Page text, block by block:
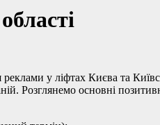
у ліфтах Києва та
Розглянемо основні